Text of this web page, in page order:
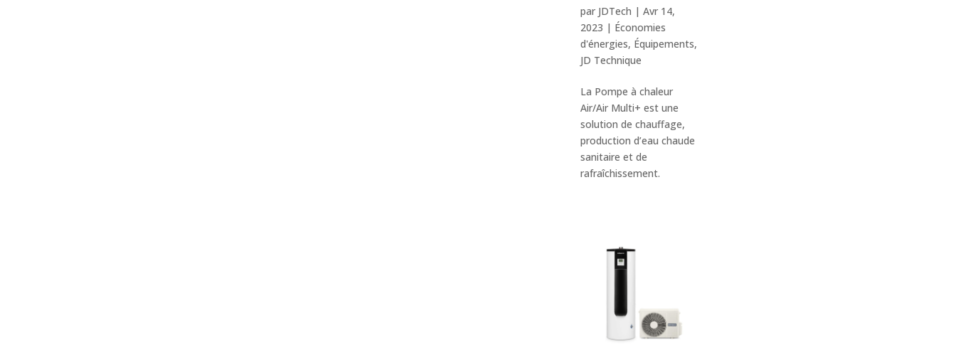
par JDTech | Avr 14,
2023 | Économies
d'énergies, Équipements,
JD Technique
La Pompe à chaleur
Air/Air Multi+ est une
solution de chauffage,
production d’eau chaude
sanitaire et de
rafraîchissement.